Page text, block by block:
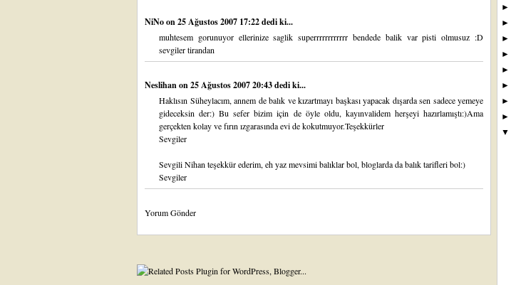
NiNoon 25 Ağustos 2007 17:22 dedi ki...
muhtesem gorunuyor ellerinize saglik superrrrrrrrrrrr bendede balik var pisti olmusuz :D
sevgiler tirandan
Neslihanon 25 Ağustos 2007 20:43 dedi ki...
Haklısın Süheylacım, annem de balık ve kızartmayı başkası yapacak dışarda sen sadece yemeye
gideceksin der:) Bu sefer bizim için de öyle oldu, kayınvalidem herşeyi hazırlamıştı:)Ama
gerçekten kolay ve fırın ızgarasında evi de kokutmuyor.Teşekkürler
Sevgiler
Sevgili Nihan teşekkür ederim, eh yaz mevsimi balıklar bol, bloglarda da balık tarifleri bol:)
Sevgiler
Yorum Gönder
►
►
►
►
►
►
►
►
▼